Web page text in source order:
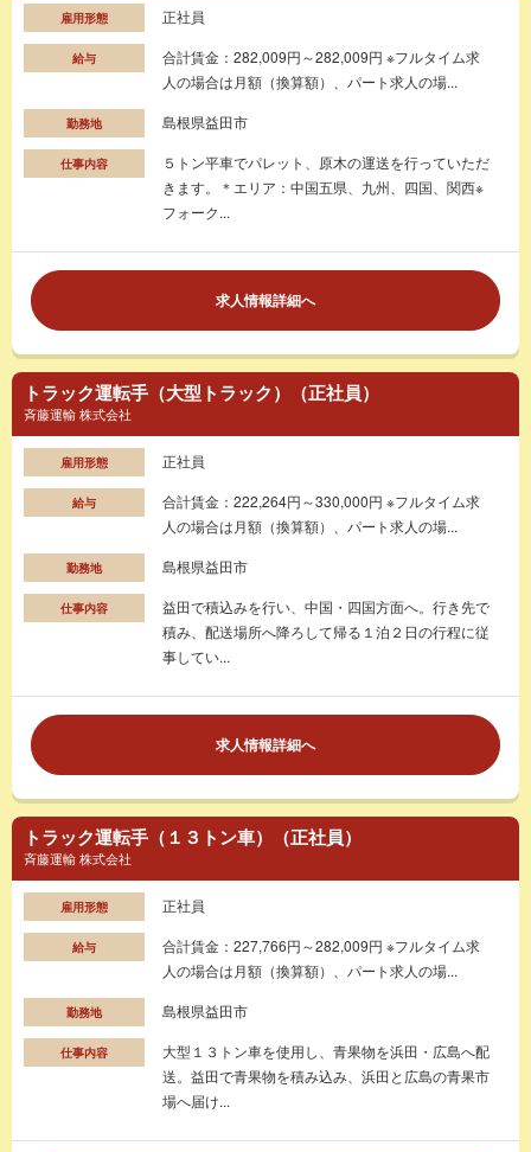
雇用形態 正社員
給与
合計賃金：282,009円～282,009円 ※フルタイム求
人の場合は月額（換算額）、パート求人の場...
勤務地 島根県益田市
仕事内容
５トン平車でパレット、原木の運送を行っていただ
きます。＊エリア：中国五県、九州、四国、関西※
フォーク...
求人情報詳細へ
トラック運転手（大型トラック）（正社員）
斉藤運輸 株式会社
雇用形態 正社員
給与
合計賃金：222,264円～330,000円 ※フルタイム求
人の場合は月額（換算額）、パート求人の場...
勤務地 島根県益田市
仕事内容
益田で積込みを行い、中国・四国方面へ。行き先で
積み、配送場所へ降ろして帰る１泊２日の行程に従
事してい...
求人情報詳細へ
トラック運転手（１３トン車）（正社員）
斉藤運輸 株式会社
雇用形態 正社員
給与
合計賃金：227,766円～282,009円 ※フルタイム求
人の場合は月額（換算額）、パート求人の場...
勤務地 島根県益田市
仕事内容
大型１３トン車を使用し、青果物を浜田・広島へ配
送。益田で青果物を積み込み、浜田と広島の青果市
場へ届け...